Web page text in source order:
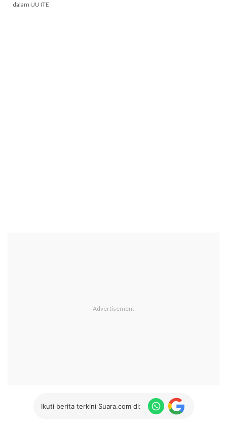
dalam UU ITE
Ikuti berita terkini Suara.com di: